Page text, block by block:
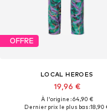
OFFRE
LOCAL HEROES
19,96 €
À l'origine : 64,90 €
Dernier prix le plus bas :18,90